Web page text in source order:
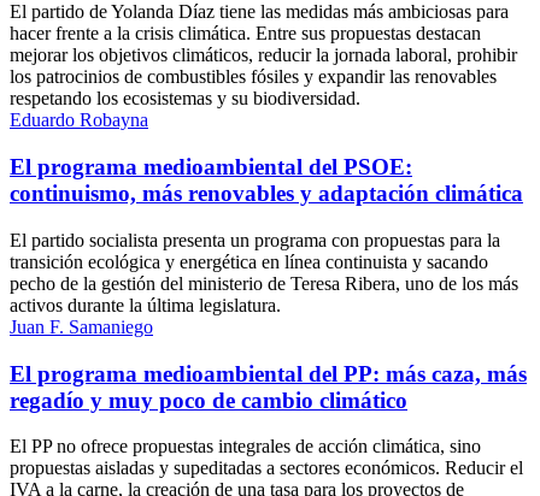
El partido de Yolanda Díaz tiene las medidas más ambiciosas para
hacer frente a la crisis climática. Entre sus propuestas destacan
mejorar los objetivos climáticos, reducir la jornada laboral, prohibir
los patrocinios de combustibles fósiles y expandir las renovables
respetando los ecosistemas y su biodiversidad.
Eduardo Robayna
El programa medioambiental del PSOE:
continuismo, más renovables y adaptación climática
El partido socialista presenta un programa con propuestas para la
transición ecológica y energética en línea continuista y sacando
pecho de la gestión del ministerio de Teresa Ribera, uno de los más
activos durante la última legislatura.
Juan F. Samaniego
El programa medioambiental del PP: más caza, más
regadío y muy poco de cambio climático
El PP no ofrece propuestas integrales de acción climática, sino
propuestas aisladas y supeditadas a sectores económicos. Reducir el
IVA a la carne, la creación de una tasa para los proyectos de